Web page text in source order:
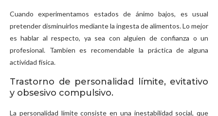
Cuando experimentamos estados de ánimo bajos, es usual
pretender disminuirlos mediante la ingesta de alimentos. Lo mejor
es hablar al respecto, ya sea con alguien de confianza o un
profesional. Tambien es recomendable la práctica de alguna
actividad física.
Trastorno de personalidad límite, evitativo
y obsesivo compulsivo.
La personalidad límite consiste en una inestabilidad social, que